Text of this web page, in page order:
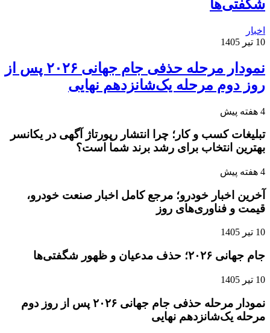
شگفتی‌ها
اخبار
10 تیر 1405
نمودار مرحله حذفی جام جهانی ۲۰۲۶ پس از
روز دوم مرحله یک‌شانزدهم نهایی
4 هفته پیش
تبلیغات کسب و کار؛ چرا انتشار رپورتاژ آگهی در یکانسر
بهترین انتخاب برای رشد برند شما است؟
4 هفته پیش
آخرین اخبار خودرو؛ مرجع کامل اخبار صنعت خودرو،
قیمت و فناوری‌های روز
10 تیر 1405
جام جهانی ۲۰۲۶؛ حذف مدعیان و ظهور شگفتی‌ها
10 تیر 1405
نمودار مرحله حذفی جام جهانی ۲۰۲۶ پس از روز دوم
مرحله یک‌شانزدهم نهایی